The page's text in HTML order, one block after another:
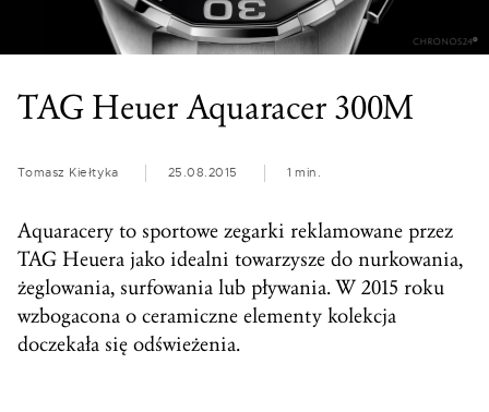
TAG Heuer Aquaracer 300M
Tomasz Kiełtyka 25.08.2015 1 min.
Aquaracery to sportowe zegarki reklamowane przez
TAG Heuera jako idealni towarzysze do nurkowania,
żeglowania, surfowania lub pływania. W 2015 roku
wzbogacona o ceramiczne elementy kolekcja
doczekała się odświeżenia.